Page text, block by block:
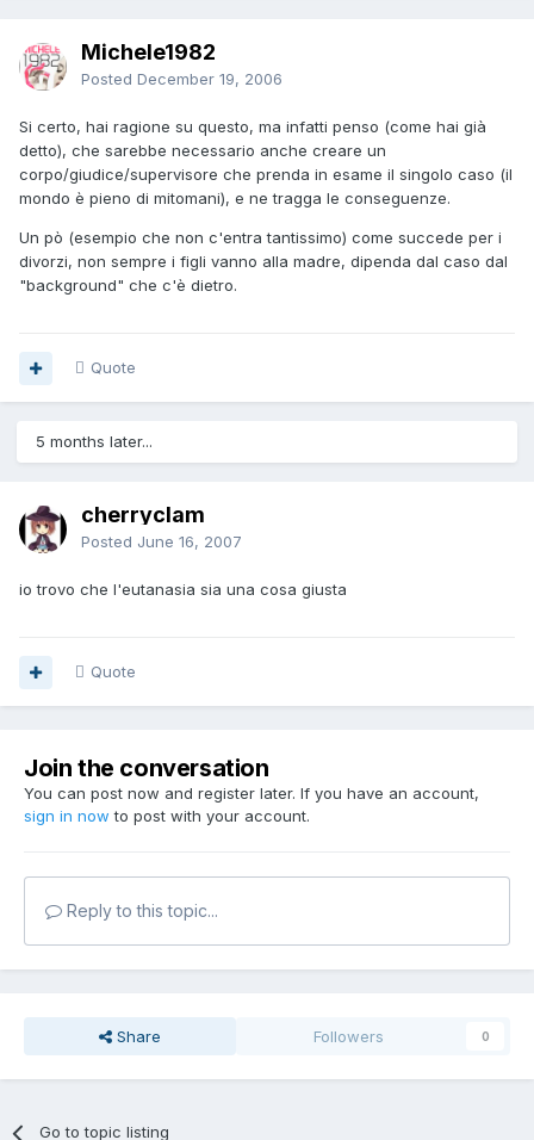
Michele1982
Posted December 19, 2006
Si certo, hai ragione su questo, ma infatti penso (come hai già
detto), che sarebbe necessario anche creare un
corpo/giudice/supervisore che prenda in esame il singolo caso (il
mondo è pieno di mitomani), e ne tragga le conseguenze.
Un pò (esempio che non c'entra tantissimo) come succede per i
divorzi, non sempre i figli vanno alla madre, dipenda dal caso dal
"background" che c'è dietro.
Quote
5 months later...
cherryclam
Posted June 16, 2007
io trovo che l'eutanasia sia una cosa giusta
Quote
Join the conversation
You can post now and register later. If you have an account,
sign in now to post with your account.
Reply to this topic...
Share Followers 0
Go to topic listing